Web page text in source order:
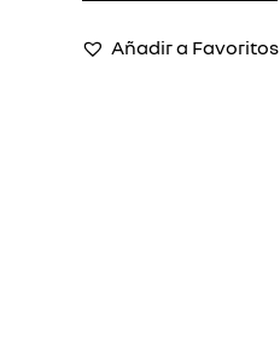
Añadir a Favoritos